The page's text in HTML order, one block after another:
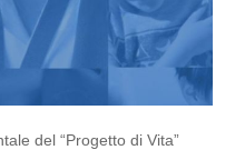
del “Progetto di Vita”